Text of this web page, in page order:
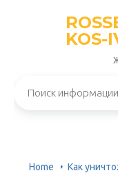
KOS-
Home Как